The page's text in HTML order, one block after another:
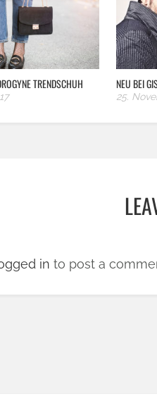
TRENDSCHUH NEU BEI
25.
in to post a